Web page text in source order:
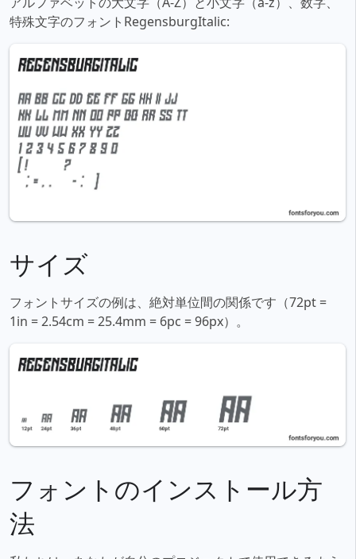
特殊文字のフォントRegensburgItalic:
サイズ
フォントサイズの例は、絶対単位間の関係です（72pt =
1in = 2.54cm = 25.4mm = 6pc = 96px）。
フォントのインストール方
法